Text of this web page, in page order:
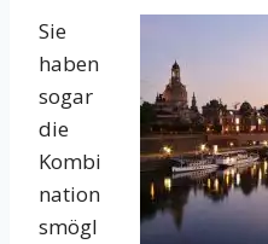
Sie
haben
sogar
die
Kombi
nation
smögl